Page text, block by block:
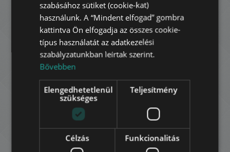
HOZZÁADÁS A KEDVENCEKHEZ
PETŐFI SÁNDOR UTCA
161.040.000 HUF
FRENCH
ARABIC
szabásához sütiket (cookie-kat)
használunk. A “Mindent elfogad” gombra
kattintva Ön elfogadja az összes cookie-
típus használatát az adatkezelési
szabályzatunkban leírtak szerint.
Bővebben
Elengedhetetlenül
szükséges
Teljesítmény
Célzás Funkcionalitás